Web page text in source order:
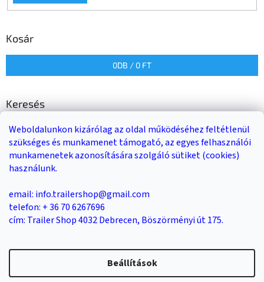
Weboldalunkon kizárólag az oldal működéséhez feltétlenül
szükséges és munkamenet támogató, az egyes felhasználói
munkamenetek azonosítására szolgáló sütiket (cookies)
használunk.
email: info.trailershop@gmail.com
telefon: + 36 70 6267696
cím: Trailer Shop 4032 Debrecen, Böszörményi út 175.
Beállítások
Kosár
0DB / 0 FT
Keresés
KERESÉS